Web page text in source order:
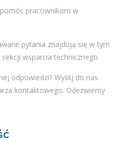
pracownikom w
pytania znajdują się w tym
wsparcia technicznego.
odpowiedzi? Wyślij do nas
kontaktowego. Odezwiemy